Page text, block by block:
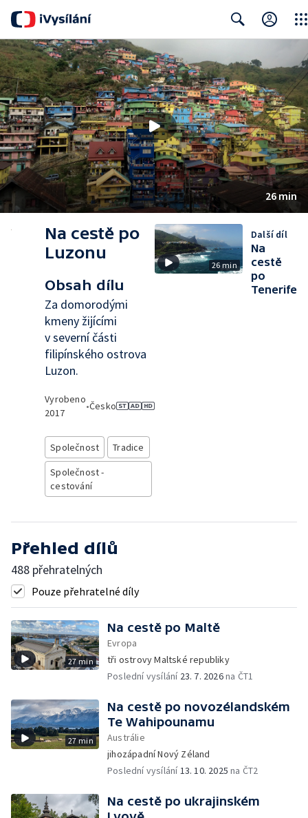
26 min
Na cestě po
Luzonu
Obsah dílu
Za domorodými
kmeny žijícími
v severní části
filipínského ostrova
Luzon.
Vyrobeno
2017
•Česko
Společnost
Tradice
Společnost -
cestování
26 min
Další díl
Na
cestě
po
Tenerife
Přehled dílů
488 přehratelných
Pouze přehratelné díly
27 min
Na cestě po Maltě
Evropa
tři ostrovy Maltské republiky
Poslední vysílání 23. 7. 2026na ČT1
27 min
Na cestě po novozélandském
Te Wahipounamu
Austrálie
jihozápadní Nový Zéland
Poslední vysílání13. 10. 2025 na ČT2
Na cestě po ukrajinském